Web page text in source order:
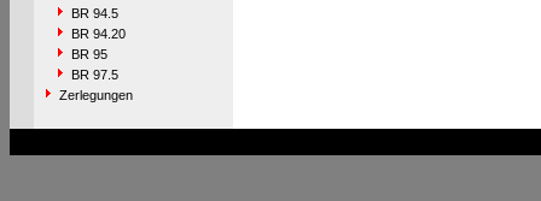
BR 94.5
BR 94.20
BR 95
BR 97.5
Zerlegungen